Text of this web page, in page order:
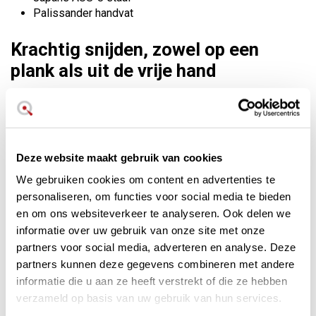
Deze website maakt gebruik van cookies
We gebruiken cookies om content en advertenties te
personaliseren, om functies voor social media te bieden
en om ons websiteverkeer te analyseren. Ook delen we
informatie over uw gebruik van onze site met onze
partners voor social media, adverteren en analyse. Deze
partners kunnen deze gegevens combineren met andere
informatie die u aan ze heeft verstrekt of die ze hebben
verzameld op basis van uw gebruik van hun services.
Palissander handvat
Krachtig snijden, zowel op een
plank als uit de vrije hand
strenge Japanse normen
in combinatie met moderne
technologieën en materialen, waardoor het perfect geschikt
hedendaagse HoReCa industrie (Hotels, Restaurants en